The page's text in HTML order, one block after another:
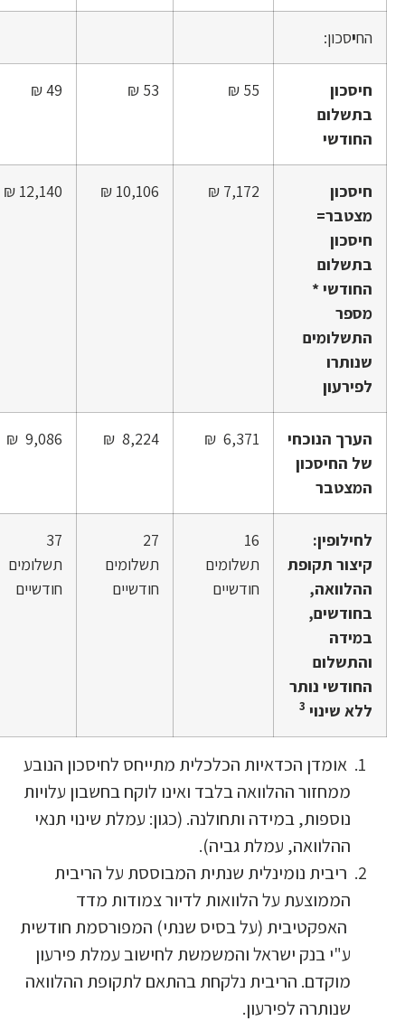
סכון:
חיסכון
בתשלום
החודשי
חיסכון
מצטבר=
חיסכון
בתשלום
החודשי *
מספר
התשלומים
שנותרו
לפירעון
7,172 ₪
10,106 ₪
12,140 ₪
הערך הנוכחי
של החיסכון
המצטבר
6,371 ₪
8,224 ₪
9,086 ₪
לחילופין:
קיצור תקופת
ההלוואה,
בחודשים,
במידה
והתשלום
החודשי נותר
ללא שינוי3
תשלומים
חודשיים
תשלומים
חודשיים
תשלומים
חודשיים
אומדן הכדאיות הכלכלית מתייחס לחיסכון הנובע
ממחזור ההלוואה בלבד ואינו לוקח בחשבון עלויות
נוספות, במידה ותחולנה. (כגון: עמלת שינוי תנאי
ההלוואה, עמלת גביה).
ריבית נומינלית שנתית המבוססת על הריבית
הממוצעת על הלוואות לדיור צמודות מדד
האפקטיבית (על בסיס שנתי) המפורסמת חודשית
ע"י בנק ישראל והמשמשת לחישוב עמלת פירעון
מוקדם. הריבית נלקחת בהתאם לתקופת ההלוואה
שנותרה לפירעון.